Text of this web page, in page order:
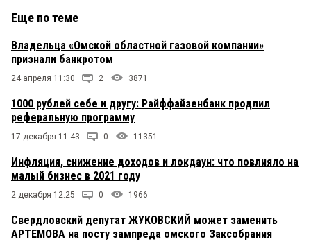
Еще по теме
Владельца «Омской областной газовой компании»
признали банкротом
24 апреля 11:30 2 3871
1000 рублей себе и другу: Райффайзенбанк продлил
реферальную программу
17 декабря 11:43 0 11351
Инфляция, снижение доходов и локдаун: что повлияло на
малый бизнес в 2021 году
2 декабря 12:25 0 1966
Свердловский депутат ЖУКОВСКИЙ может заменить
АРТЕМОВА на посту зампреда омского Заксобрания